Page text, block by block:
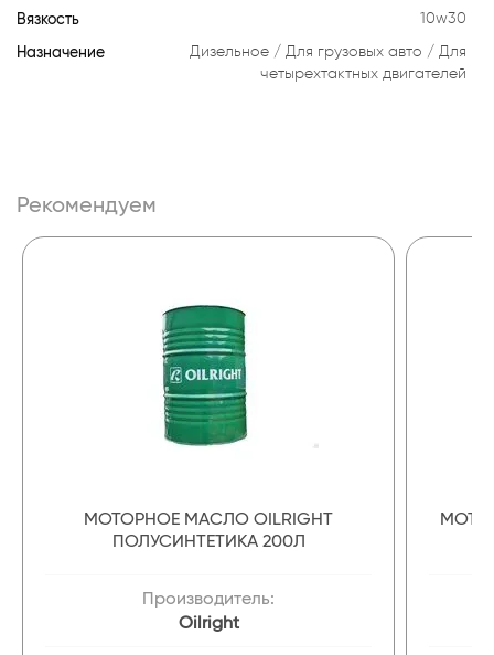
Вязкость 10w30
Назначение Дизельное Для грузовых авто
Для
четырехтактных двигателей
Рекомендуем
МОТОРНОЕ МАСЛО OILRIGHT
ПОЛУСИНТЕТИКА 200Л
Производитель:
Oilright